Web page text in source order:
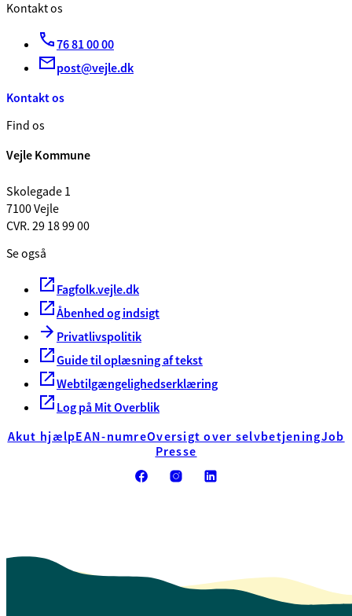
Kontakt os
76 81 00 00
post@vejle.dk
Kontakt os
Find os
Vejle Kommune
Skolegade 1
7100 Vejle
CVR. 29 18 99 00
Se også
Fagfolk.vejle.dk
Åbenhed og indsigt
Privatlivspolitik
Guide til oplæsning af tekst
Webtilgængelighedserklæring
Log på Mit Overblik
Akut hjælpEAN-numreOversigt over selvbetjeningJob
Presse